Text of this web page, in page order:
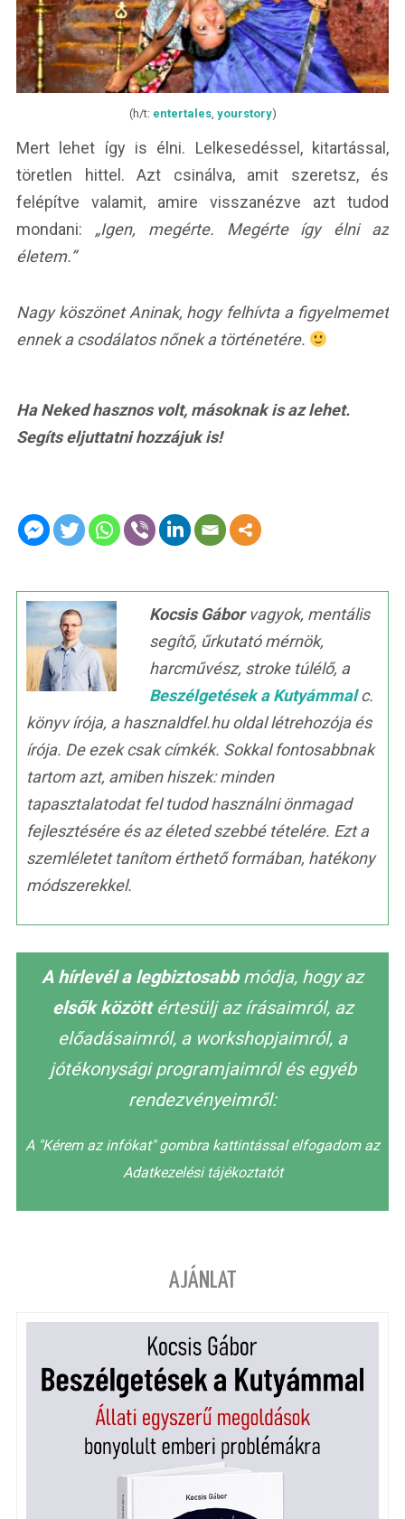
(h/t: entertales, yourstory)
Mert lehet így is élni. Lelkesedéssel, kitartással,
töretlen hittel. Azt csinálva, amit szeretsz, és
felépítve valamit, amire visszanézve azt tudod
mondani: „Igen, megérte. Megérte így élni az
életem.”
Nagy köszönet Aninak, hogy felhívta a figyelmemet
ennek a csodálatos nőnek a történetére.
Ha Neked hasznos volt, másoknak is az lehet.
Segíts eljuttatni hozzájuk is!
Kocsis Gáborvagyok, mentális
segítő, űrkutató mérnök,
harcművész, stroke túlélő, a
Beszélgetések a Kutyámmalc.
könyv írója, a hasznaldfel.hu oldal létrehozója és
írója. De ezek csak címkék. Sokkal fontosabbnak
tartom azt, amiben hiszek: minden
tapasztalatodat fel tudod használni önmagad
fejlesztésére és az életed szebbé tételére. Ezt a
szemléletet tanítom érthető formában, hatékony
módszerekkel.
A hírlevél a legbiztosabbmódja, hogy az
elsők közöttértesülj az írásaimról, az
előadásaimról, a workshopjaimról, a
jótékonysági programjaimról és egyéb
rendezvényeimről:
A "Kérem az infókat" gombra kattintással elfogadom az
Adatkezelési tájékoztatót
AJÁNLAT